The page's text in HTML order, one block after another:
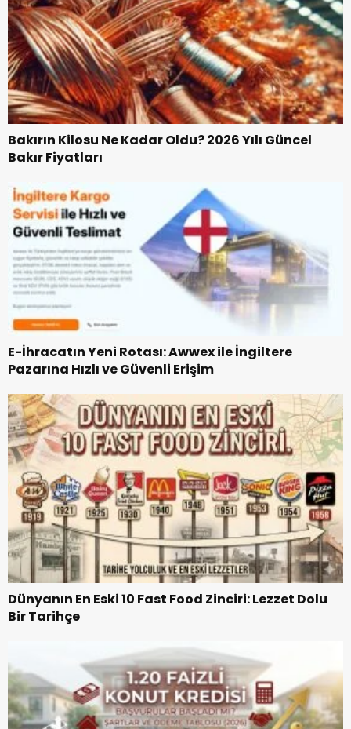
Bakırın Kilosu Ne Kadar Oldu? 2026 Yılı Güncel
Bakır Fiyatları
E-İhracatın Yeni Rotası: Awwex ile İngiltere
Pazarına Hızlı ve Güvenli Erişim
Dünyanın En Eski 10 Fast Food Zinciri: Lezzet Dolu
Bir Tarihçe